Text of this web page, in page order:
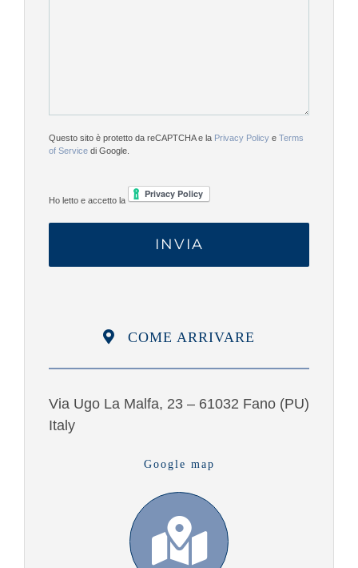
Questo sito è protetto da reCAPTCHA e la Privacy Policye Terms
of Servicedi Google.
Ho letto e accetto la
COME ARRIVARE
Via Ugo La Malfa, 23 – 61032 Fano (PU)
Italy
Google map